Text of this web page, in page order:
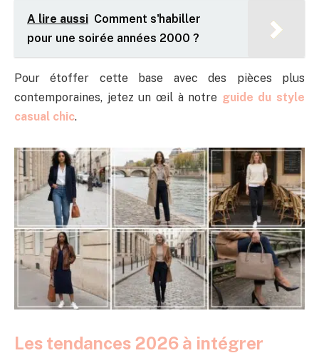
A lire aussi Comment s'habiller
pour une soirée années 2000 ?
Pour étoffer cette base avec des pièces plus
contemporaines, jetez un œil à notre guide du style
casual chic.
Les tendances 2026 à intégrer